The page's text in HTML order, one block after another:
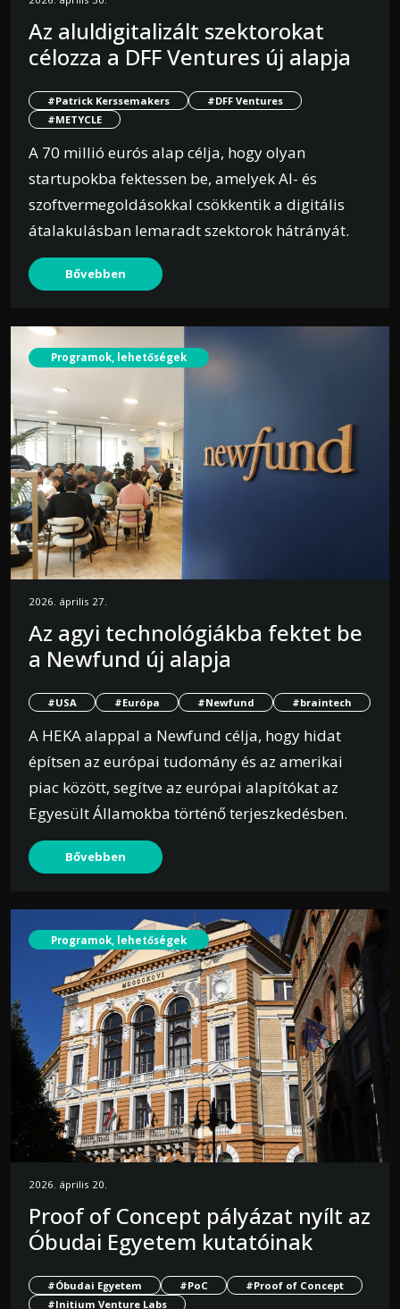
Az aluldigitalizált szektorokat
célozza a DFF Ventures új alapja
#Patrick Kerssemakers
#DFF Ventures
#METYCLE
A 70 millió eurós alap célja, hogy olyan
startupokba fektessen be, amelyek AI- és
szoftvermegoldásokkal csökkentik a digitális
átalakulásban lemaradt szektorok hátrányát.
Bővebben
Programok, lehetőségek
2026. április 27.
Az agyi technológiákba fektet be
a Newfund új alapja
#USA #Európa #Newfund #braintech
A HEKA alappal a Newfund célja, hogy hidat
építsen az európai tudomány és az amerikai
piac között, segítve az európai alapítókat az
Egyesült Államokba történő terjeszkedésben.
Bővebben
Programok, lehetőségek
2026. április 20.
Proof of Concept pályázat nyílt az
Óbudai Egyetem kutatóinak
#Óbudai Egyetem #PoC
#Proof of Concept
#Initium Venture Labs